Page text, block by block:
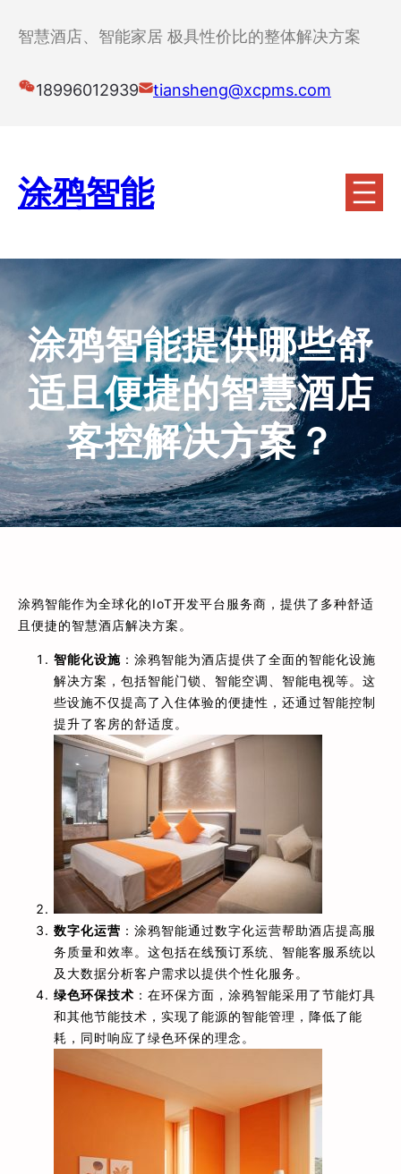
智慧酒店、智能家居 极具性价比的整体解决方案
18996012939 tiansheng@xcpms.com
涂鸦智能
涂鸦智能提供哪些舒
适且便捷的智慧酒店
客控解决方案？
涂鸦智能作为全球化的IoT开发平台服务商，提供了多种舒适
且便捷的智慧酒店解决方案。
智能化设施 ：涂鸦智能为酒店提供了全面的智能化设施
解决方案，包括智能门锁、智能空调、智能电视等。这
些设施不仅提高了入住体验的便捷性，还通过智能控制
提升了客房的舒适度。
数字化运营 ：涂鸦智能通过数字化运营帮助酒店提高服
务质量和效率。这包括在线预订系统、智能客服系统以
及大数据分析客户需求以提供个性化服务。
绿色环保技术 ：在环保方面，涂鸦智能采用了节能灯具
和其他节能技术，实现了能源的智能管理，降低了能
耗，同时响应了绿色环保的理念。